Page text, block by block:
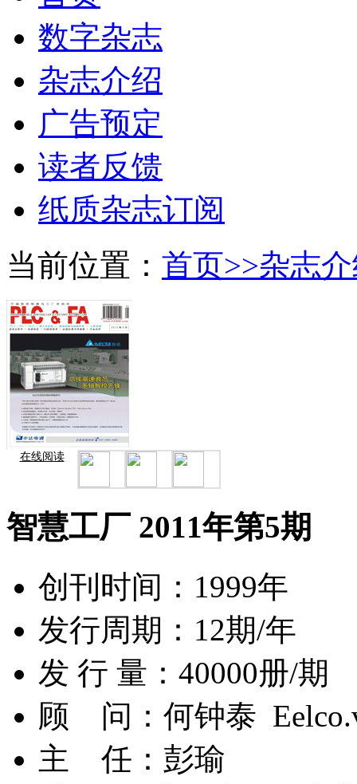
数字杂志
杂志介绍
广告预定
读者反馈
纸质杂志订阅
当前位置： 首页>>杂志
在线阅读
智慧工厂 2011年第5期
创刊时间： 1999年
发行周期： 12期/年
发 行 量： 40000册/期
顾 问： 何钟泰
主 任： 彭瑜